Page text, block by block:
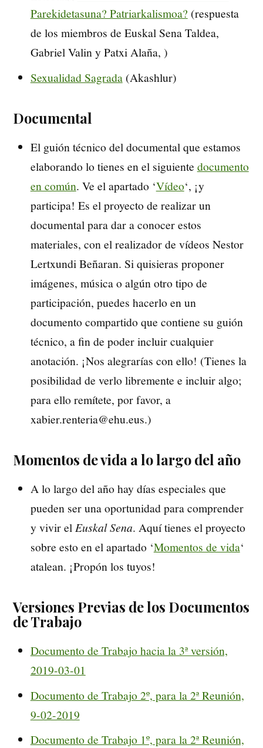
Parekidetasuna? Patriarkalismoa? (respuesta
de los miembros de Euskal Sena Taldea,
Gabriel Valin y Patxi Alaña, )
Sexualidad Sagrada(Akashlur)
Documental
El guión técnico del documental que estamos
elaborando lo tienes en el siguiente documento
en común. Ve el apartado ‘Vídeo‘, ¡y
participa! Es el proyecto de realizar un
documental para dar a conocer estos
materiales, con el realizador de vídeos Nestor
Lertxundi Beñaran. Si quisieras proponer
imágenes, música o algún otro tipo de
participación, puedes hacerlo en un
documento compartido que contiene su guión
técnico, a fin de poder incluir cualquier
anotación. ¡Nos alegrarías con ello! (Tienes la
posibilidad de verlo libremente e incluir algo;
para ello remítete, por favor, a
xabier.renteria@ehu.eus.)
Momentos de vida a lo largo del año
A lo largo del año hay días especiales que
pueden ser una oportunidad para comprender
y vivir el Euskal Sena. Aquí tienes el proyecto
sobre esto en el apartado ‘Momentos de vida‘
atalean. ¡Propón los tuyos!
Versiones Previas de los Documentos
de Trabajo
Documento de Trabajo hacia la 3ª versión,
2019-03-01
Documento de Trabajo 2º, para la 2ª Reunión,
9-02-2019
Documento de Trabajo 1º, para la 2ª Reunión,